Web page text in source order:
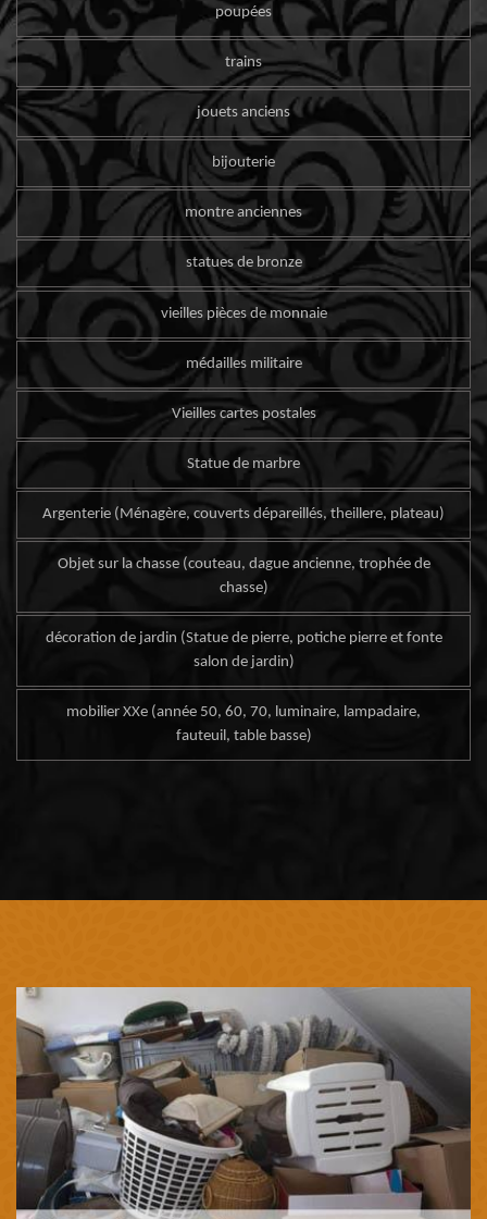
poupées
trains
jouets anciens
bijouterie
montre anciennes
statues de bronze
vieilles pièces de monnaie
médailles militaire
Vieilles cartes postales
Statue de marbre
Argenterie (Ménagère, couverts dépareillés, theillere, plateau)
Objet sur la chasse (couteau, dague ancienne, trophée de
chasse)
décoration de jardin (Statue de pierre, potiche pierre et fonte
salon de jardin)
mobilier XXe (année 50, 60, 70, luminaire, lampadaire,
fauteuil, table basse)